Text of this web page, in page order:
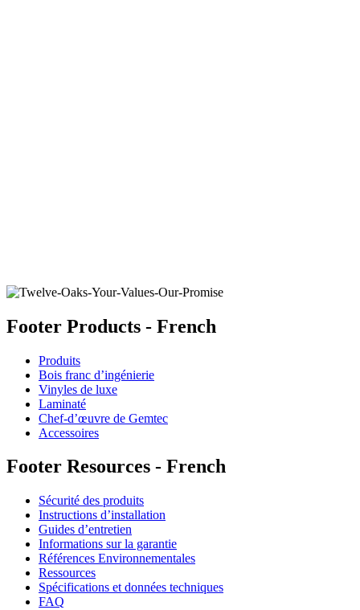
Footer Products - French
Produits
Bois franc d’ingénierie
Vinyles de luxe
Laminaté
Chef-d’œuvre de Gemtec
Accessoires
Footer Resources - French
Sécurité des produits
Instructions d’installation
Guides d’entretien
Informations sur la garantie
Références Environnementales
Ressources
Spécifications et données techniques
FAQ